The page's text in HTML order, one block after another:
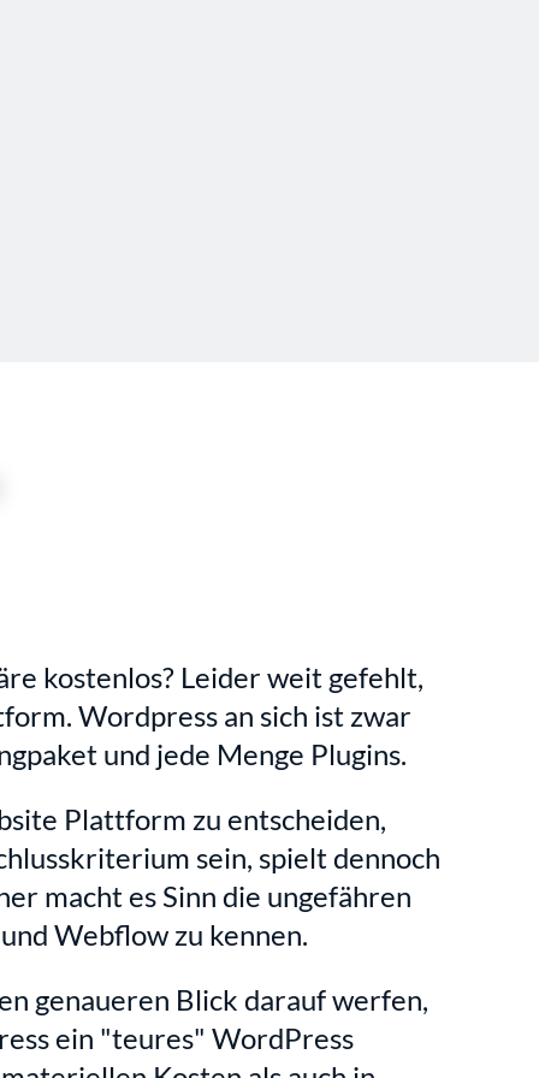
kostenlos? Leider weit gefehlt,
Wordpress an sich ist zwar
und jede Menge Plugins.
Plattform zu entscheiden,
sein, spielt dennoch
macht es Sinn die ungefähren
Webflow zu kennen.
genaueren Blick darauf werfen,
ein "teures" WordPress